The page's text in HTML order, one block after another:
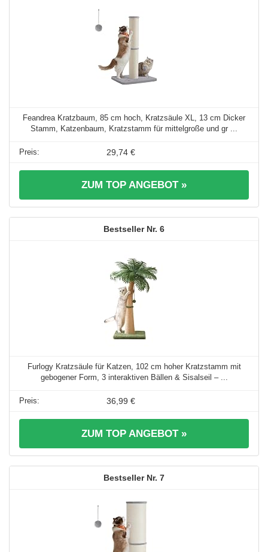
Feandrea Kratzbaum, 85 cm hoch, Kratzsäule XL, 13 cm Dicker
Stamm, Katzenbaum, Kratzstamm für mittelgroße und gr ...
29,74 €
ZUM TOP ANGEBOT »
6
Furlogy Kratzsäule für Katzen, 102 cm hoher Kratzstamm mit
gebogener Form, 3 interaktiven Bällen & Sisalseil – ...
36,99 €
ZUM TOP ANGEBOT »
7